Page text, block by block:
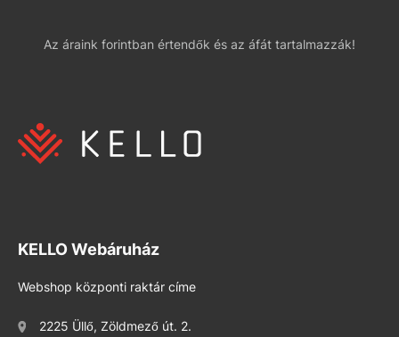
Az áraink forintban értendők és az áfát tartalmazzák!
KELLO Webáruház
Webshop központi raktár címe
2225 Üllő, Zöldmező út. 2.